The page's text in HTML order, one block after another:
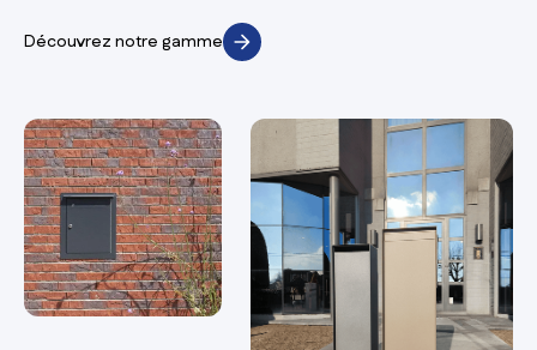
Découvrez notre gamme